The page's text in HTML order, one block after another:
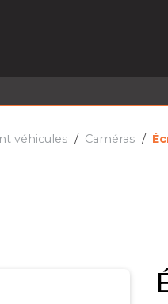
véhicules Caméras